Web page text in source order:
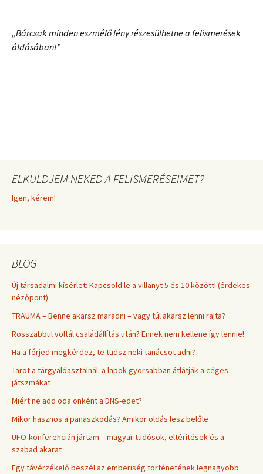
„Bárcsak minden eszmélő lény részesülhetne a felismerések
áldásában!”
ELKÜLDJEM NEKED A FELISMERÉSEIMET?
Igen, kérem!
BLOG
Új társadalmi kísérlet: Kapcsold le a villanyt 5 és 10 között! (érdekes
nézőpont)
TRAUMA – Benne akarsz maradni – vagy túl akarsz lenni rajta?
Rosszabbul voltál családállítás után? Ennek nem kellene így lennie!
Ha a férjed megkérdez, te tudsz neki tanácsot adni?
Tarot a tárgyalóasztalnál: a lapok gyorsabban átlátják a céges
játszmákat
Miért ne add oda önként a DNS-edet?
Mikor hasznos a panaszkodás? Amikor oldás lesz belőle
UFO-konferencián jártam – magyar tudósok, eltérítések és a
szabad akarat
Egy távérzékelő beszél az emberiség történetének legnagyobb